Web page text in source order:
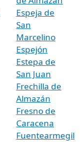
Espeja de
San
Marcelino
Espejón
Estepa de
San Juan
Frechilla de
Almazán
Fresno de
Caracena
Fuentearmegil